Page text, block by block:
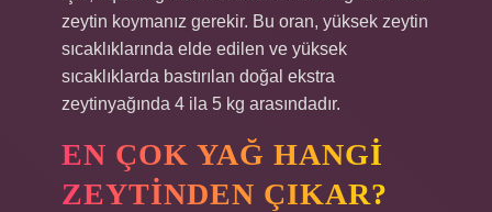
zeytin koymanız gerekir. Bu oran, yüksek zeytin
sıcaklıklarında elde edilen ve yüksek
sıcaklıklarda bastırılan doğal ekstra
zeytinyağında 4 ila 5 kg arasındadır.
EN ÇOK YAĞ HANGI
ZEYTINDEN ÇIKAR?